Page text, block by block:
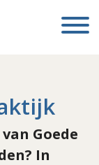
Goede
In